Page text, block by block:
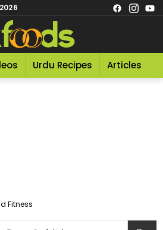
Urdu Recipes Articles
Fitness